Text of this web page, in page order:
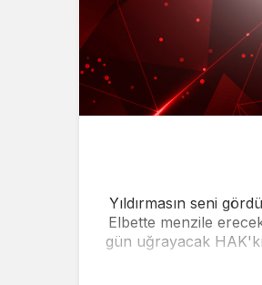
Yıldırmasın seni
Elbette menzile
gün uğrayacak